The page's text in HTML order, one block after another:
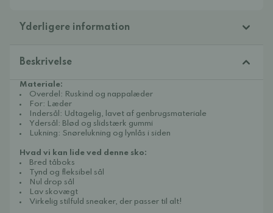
Yderligere information
Beskrivelse
Materiale:
Overdel: Ruskind og nappalæder
For: Læder
Indersål: Udtagelig, lavet af genbrugsmateriale
Ydersål: Blød og slidstærk gummi
Lukning: Snørelukning og lynlås i siden
Hvad vi kan lide ved denne sko:
Bred tåboks
Tynd og fleksibel sål
Nul drop sål
Lav skovægt
Virkelig stilfuld sneaker, der passer til alt!